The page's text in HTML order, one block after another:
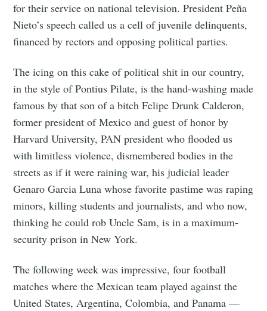
for their service on national television. President Peña
Nieto’s speech called us a cell of juvenile delinquents,
financed by rectors and opposing political parties.
The icing on this cake of political shit in our country,
in the style of Pontius Pilate, is the hand-washing made
famous by that son of a bitch Felipe Drunk Calderon,
former president of Mexico and guest of honor by
Harvard University, PAN president who flooded us
with limitless violence, dismembered bodies in the
streets as if it were raining war, his judicial leader
Genaro Garcia Luna whose favorite pastime was raping
minors, killing students and journalists, and who now,
thinking he could rob Uncle Sam, is in a maximum-
security prison in New York.
The following week was impressive, four football
matches where the Mexican team played against the
United States, Argentina, Colombia, and Panama —